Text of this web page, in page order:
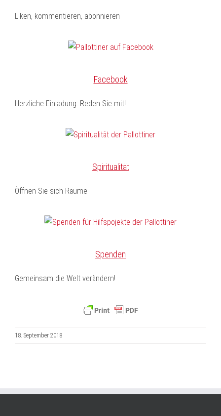
Liken, kommentieren, abonnieren
Facebook
Herzliche Einladung: Reden Sie mit!
Spiritualität
Öffnen Sie sich Räume
Spenden
Gemeinsam die Welt verändern!
18. September 2018